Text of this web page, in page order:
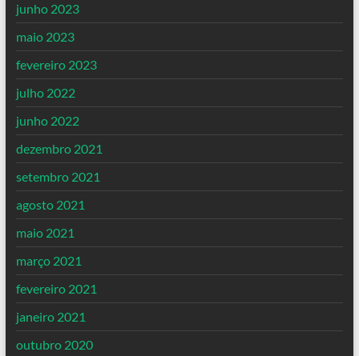
junho 2023
maio 2023
fevereiro 2023
julho 2022
junho 2022
dezembro 2021
setembro 2021
agosto 2021
maio 2021
março 2021
fevereiro 2021
janeiro 2021
outubro 2020